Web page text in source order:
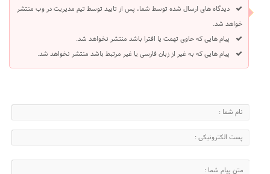
دیدگاه های ارسال شده توسط شما، پس از تایید توسط تیم مدیریت در وب منتشر
خواهد شد.
پیام هایی که حاوی تهمت یا افترا باشد منتشر نخواهد شد.
پیام هایی که به غیر از زبان فارسی یا غیر مرتبط باشد منتشر نخواهد شد.